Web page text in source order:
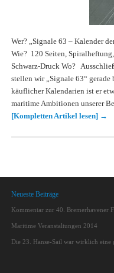
Wer? „Signale 63 – Kalender
Wie? 120 Seiten,
Schwarz-Druck Wo?
stellen wir „Signale 63“
käuflicher Kalendarien ist er
maritime Ambitionen unserer
[Kompletten Artikel lesen] →
Neueste Beiträge
Kommentar zur 40. Bremerhavener
Maritime Veranstaltungen 2014
Die 23. Hanse-Sail war wirklich eine